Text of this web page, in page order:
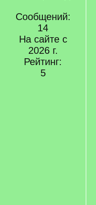
Сообщений:
14
На сайте с
2026 г.
Рейтинг:
5